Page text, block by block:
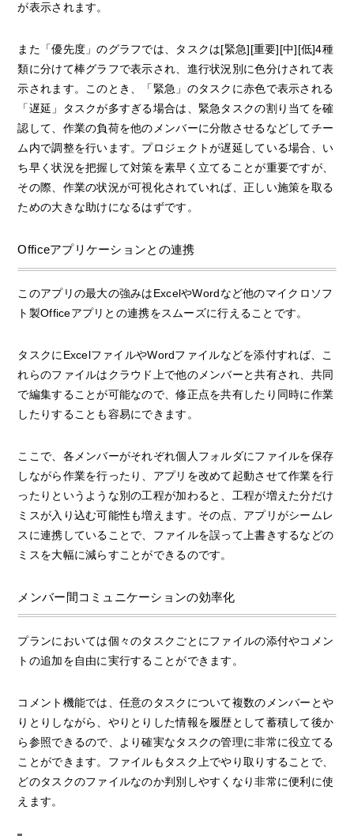
が表示されます。
また「優先度」のグラフでは、タスクは[緊急][重要][中][低]4種
類に分けて棒グラフで表示され、進行状況別に色分けされて表
示されます。このとき、「緊急」のタスクに赤色で表示される
「遅延」タスクが多すぎる場合は、緊急タスクの割り当てを確
認して、作業の負荷を他のメンバーに分散させるなどしてチー
ム内で調整を行います。プロジェクトが遅延している場合、い
ち早く状況を把握して対策を素早く立てることが重要ですが、
その際、作業の状況が可視化されていれば、正しい施策を取る
ための大きな助けになるはずです。
Officeアプリケーションとの連携
このアプリの最大の強みはExcelやWordなど他のマイクロソフ
ト製Officeアプリとの連携をスムーズに行えることです。
タスクにExcelファイルやWordファイルなどを添付すれば、こ
れらのファイルはクラウド上で他のメンバーと共有され、共同
で編集することが可能なので、修正点を共有したり同時に作業
したりすることも容易にできます。
ここで、各メンバーがそれぞれ個人フォルダにファイルを保存
しながら作業を行ったり、アプリを改めて起動させて作業を行
ったりというような別の工程が加わると、工程が増えた分だけ
ミスが入り込む可能性も増えます。その点、アプリがシームレ
スに連携していることで、ファイルを誤って上書きするなどの
ミスを大幅に減らすことができるのです。
メンバー間コミュニケーションの効率化
プランにおいては個々のタスクごとにファイルの添付やコメン
トの追加を自由に実行することができます。
コメント機能では、任意のタスクについて複数のメンバーとや
りとりしながら、やりとりした情報を履歴として蓄積して後か
ら参照できるので、より確実なタスクの管理に非常に役立てる
ことができます。ファイルもタスク上でやり取りすることで、
どのタスクのファイルなのか判別しやすくなり非常に便利に使
えます。